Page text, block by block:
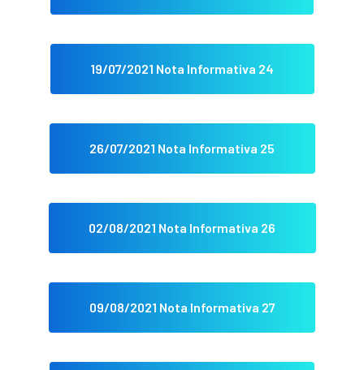
19/07/2021 Nota Informativa 24
26/07/2021 Nota Informativa 25
02/08/2021 Nota Informativa 26
09/08/2021 Nota Informativa 27